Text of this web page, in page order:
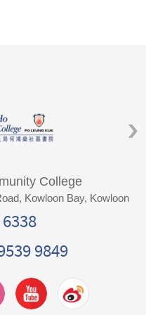
College
Kowloon Bay, Kowloon
9849